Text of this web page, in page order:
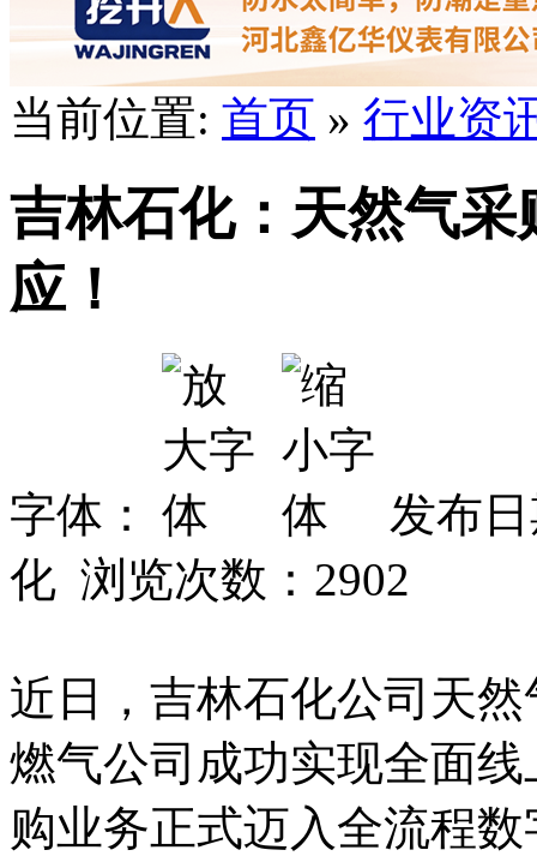
当前位置: 首页 » 行业资
吉林石化：天然气
应！
字体：
发布
化 浏览次数： 2902
近日，吉林石化公司天
燃气公司成功实现全面
购业务正式迈入全流程